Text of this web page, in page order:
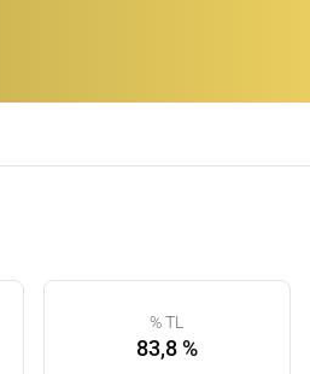
% TL
83,8 %